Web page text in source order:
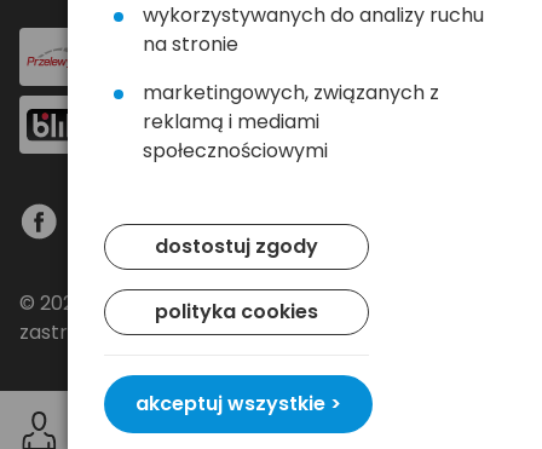
© 2024 Baltrade sp. z o.o. - Wszelkie prawa
zastrzeżone.
wykorzystywanych do analizy ruchu
na stronie
marketingowych, związanych z
reklamą i mediami
społecznościowymi
dostostuj zgody
polityka cookies
akceptuj wszystkie >